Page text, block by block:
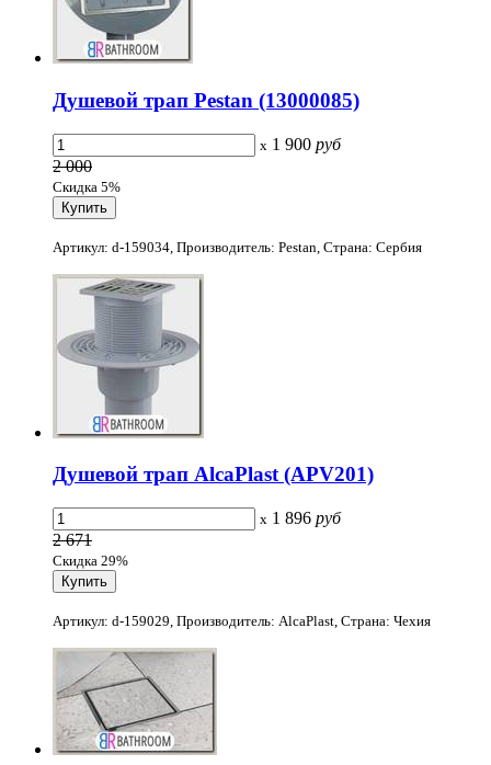
Душевой трап Pestan (13000085)
x 1 900 руб
2 000
Скидка 5%
Артикул: d-159034, Производитель: Pestan, Страна: Сербия
Душевой трап AlcaPlast (APV201)
x 1 896 руб
2 671
Скидка 29%
Артикул: d-159029, Производитель: AlcaPlast, Страна: Чехия